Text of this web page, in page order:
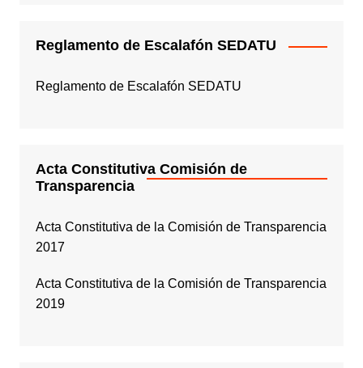
Reglamento de Escalafón SEDATU
Reglamento de Escalafón SEDATU
Acta Constitutiva Comisión de
Transparencia
Acta Constitutiva de la Comisión de Transparencia
2017
Acta Constitutiva de la Comisión de Transparencia
2019